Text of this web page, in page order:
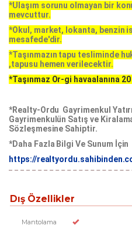
*Ulaşım sorunu olmayan bir
mevcuttur.
*Okul, market, lokanta, benzin
mesafede'dir.
*Taşınmazın tapu tesliminde
,tapusu hemen verilecektir.
*Taşınmaz Or-gi havaalanına
*Realty-Ordu Gayrimenkul
Gayrimenkulün Satış ve
Sözleşmesine Sahiptir.
*Daha Fazla Bilgi Ve Sunum
https://
Dış Özellikler
Mantolama